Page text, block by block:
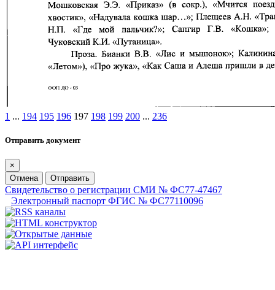
1 ... 194 195 196 197 198 199 200 ... 236
Отправить документ
×
Отмена
Отправить
Свидетельство о регистрации СМИ № ФС77-47467
Электронный паспорт ФГИС № ФС77110096